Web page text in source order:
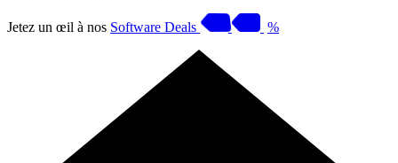
Jetez un œil à nos Software Deals %